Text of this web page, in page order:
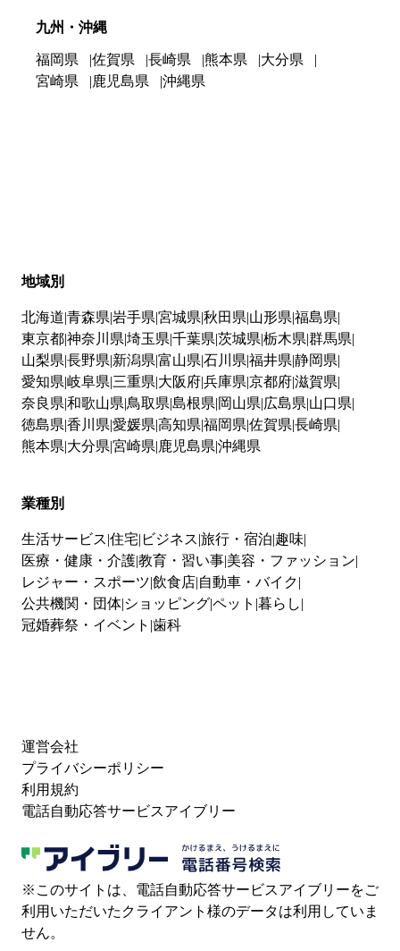
九州・沖縄
福岡県 佐賀県 長崎県 熊本県
大分県
宮崎県
鹿児島県 沖縄県
地域別
北海道 青森県 岩手県 宮城県 秋田県 山形県 福島県
東京都神奈川県 埼玉県 千葉県 茨城県 栃木県 群馬県
山梨県 長野県 新潟県 富山県 石川県 福井県 静岡県
愛知県 岐阜県 三重県 大阪府兵庫県 京都府滋賀県
奈良県 和歌山県 鳥取県 島根県 岡山県 広島県 山口県
徳島県 香川県 愛媛県 高知県 福岡県 佐賀県 長崎県
熊本県 大分県 宮崎県 鹿児島県 沖縄県
業種別
生活サービス 住宅 ビジネス 旅行・宿泊 趣味
医療・健康・介護教育・習い事 美容・ファッション
レジャー・スポーツ 飲食店 自動車・バイク
公共機関・団体 ショッピングペット 暮らし
冠婚葬祭・イベント 歯科
運営会社
プライバシーポリシー
利用規約
電話自動応答サービスアイブリー
※このサイトは、電話自動応答サービスアイブリーをご
利用いただいたクライアント様のデータは利用していま
せん。